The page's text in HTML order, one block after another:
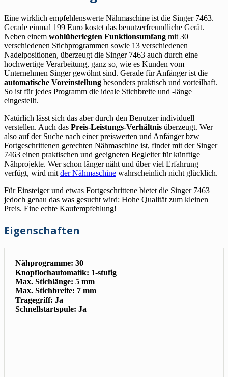
Eine wirklich empfehlenswerte Nähmaschine ist die Singer 7463.
Gerade einmal 199 Euro kostet das benutzerfreundliche Gerät.
Neben einem wohlüberlegten Funktionsumfang mit 30
verschiedenen Stichprogrammen sowie 13 verschiedenen
Nadelpositionen, überzeugt die Singer 7463 auch durch eine
hochwertige Verarbeitung, ganz so, wie es Kunden vom
Unternehmen Singer gewöhnt sind. Gerade für Anfänger ist die
automatische Voreinstellung besonders praktisch und vorteilhaft.
So ist für jedes Programm die ideale Stichbreite und -länge
eingestellt.
Natürlich lässt sich das aber durch den Benutzer individuell
verstellen. Auch das Preis-Leistungs-Verhältnis überzeugt. Wer
also auf der Suche nach einer preiswerten und Anfänger bzw
Fortgeschrittenen gerechten Nähmaschine ist, findet mit der Singer
7463 einen praktischen und geeigneten Begleiter für künftige
Nähprojekte. Wer schon länger näht und über viel Erfahrung
verfügt, wird mit der Nähmaschine wahrscheinlich nicht glücklich.
Für Einsteiger und etwas Fortgeschrittene bietet die Singer 7463
jedoch genau das was gesucht wird: Hohe Qualität zum kleinen
Preis. Eine echte Kaufempfehlung!
Eigenschaften
Nähprogramme: 30
Knopflochautomatik: 1-stufig
Max. Stichlänge: 5 mm
Max. Stichbreite: 7 mm
Tragegriff: Ja
Schnellstartspule: Ja